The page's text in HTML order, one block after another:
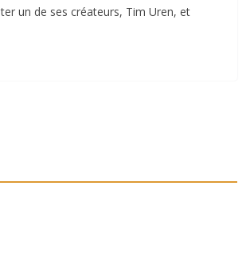
un de ses créateurs, Tim Uren, et